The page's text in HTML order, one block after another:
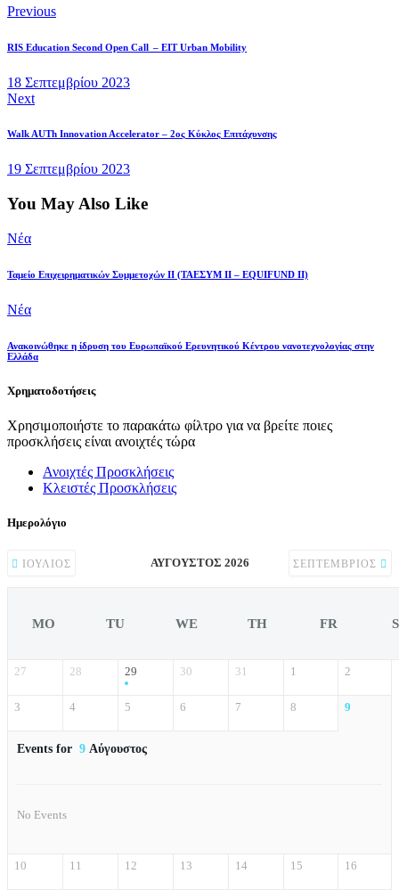
Previous
RIS Education Second Open Call – EIT Urban Mobility
18 Σεπτεμβρίου 2023
Next
Walk AUTh Innovation Accelerator – 2ος Κύκλος Επιτάχυνσης
19 Σεπτεμβρίου 2023
You May Also Like
Νέα
Ταμείο Επιχειρηματικών Συμμετοχών ΙΙ (ΤΑΕΣΥΜ ΙΙ – EQUIFUND II)
Νέα
Ανακοινώθηκε η ίδρυση του Ευρωπαϊκού Ερευνητικού Κέντρου νανοτεχνολογίας στην
Ελλάδα
Χρηματοδοτήσεις
Χρησιμοποιήστε το παρακάτω φίλτρο για να βρείτε ποιες
προσκλήσεις είναι ανοιχτές τώρα
Ανοιχτές Προσκλήσεις
Κλειστές Προσκλήσεις
Ημερολόγιο
ΙΟΎΛΙΟΣ ΑΎΓΟΥΣΤΟΣ 2026 ΣΕΠΤΈΜΒΡΙΟΣ
MO TU WE TH FR
27 28 29 30 31 1 2
3 4 5 6 7 8 9
Events for 9 Αύγουστος
No Events
10 11 12 13 14 15 16